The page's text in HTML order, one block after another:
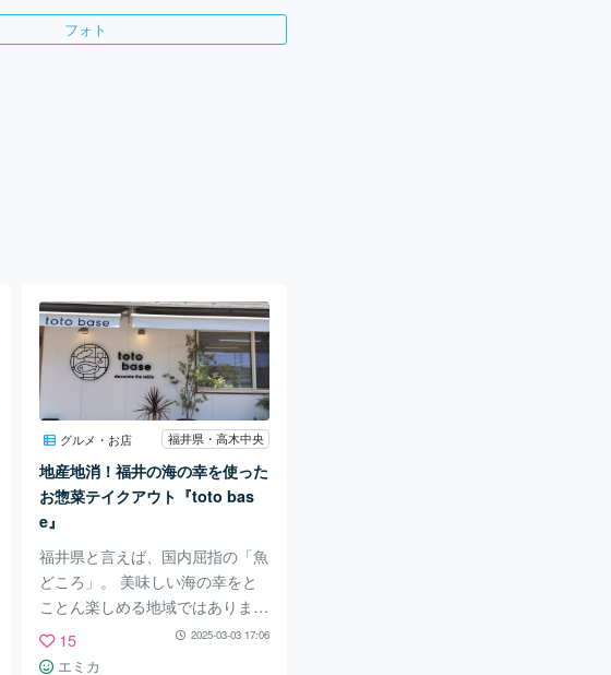
フォト
グルメ・お店 福井県・高木中央
地産地消！福井の海の幸を使った
お惣菜テイクアウト『toto bas
e』
福井県と言えば、国内屈指の「魚
どころ」。 美味しい海の幸をと
ことん楽しめる地域ではあります
が、料亭やレストランだとやや敷
居が高いことも… しかし、福井
15 2025-03-03 17:06
エミカ